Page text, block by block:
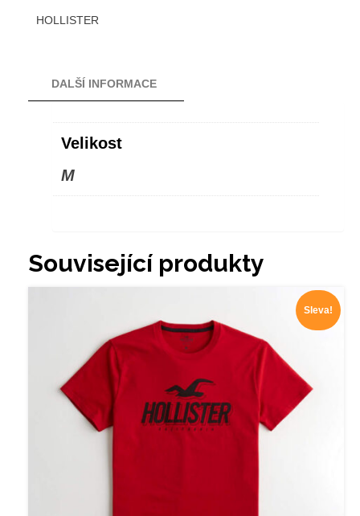
HOLLISTER
DALŠÍ INFORMACE
Velikost
M
Související produkty
Sleva!